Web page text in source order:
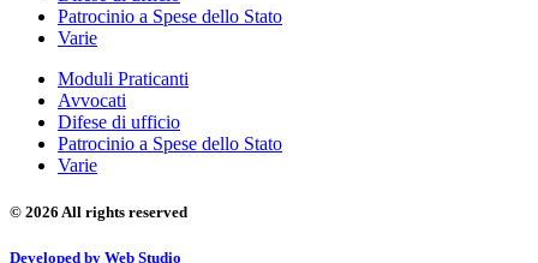
Patrocinio a Spese dello Stato
Varie
Moduli Praticanti
Avvocati
Difese di ufficio
Patrocinio a Spese dello Stato
Varie
© 2026 All rights reserved
Developed by Web Studio